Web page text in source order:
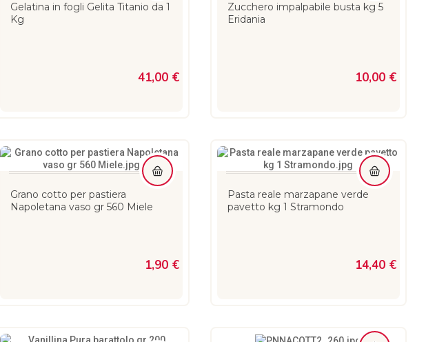
Gelatina in fogli Gelita Titanio da 1
Kg
41,00 €
Zucchero impalpabile busta kg 5
Eridania
10,00 €
Grano cotto per pastiera
Napoletana vaso gr 560 Miele
1,90 €
Pasta reale marzapane verde
pavetto kg 1 Stramondo
14,40 €